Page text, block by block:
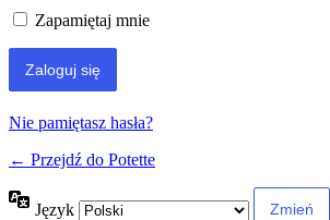
Zapamiętaj mnie
Nie pamiętasz hasła?
← Przejdź do Potette
Język